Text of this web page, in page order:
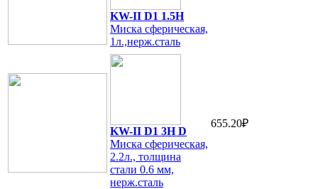
KW-II D1 1.5H
Миска сферическая,
1л.,нерж.сталь
KW-II D1 3H D
Миска сферическая,
2.2л., толщина
стали 0.6 мм,
нерж.сталь
655.20₽